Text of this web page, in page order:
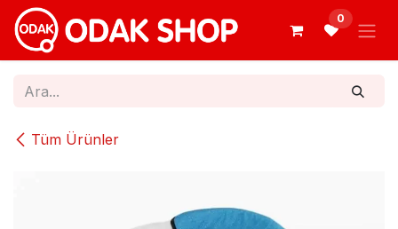
İçereği Atla
0
Tüm Ürünler